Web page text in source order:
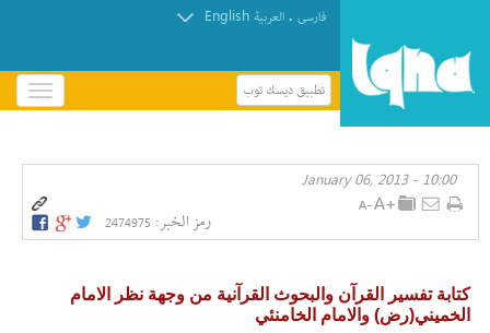
فارسی . العربیة English
تطبيق ديسك توب
باز
و
کردن
10:00 - January 06, 2013
رمز الخبر: 2474975
كتابة تفسير القرآن والبحوث القرآنية من وجهة نظر الامام
الخميني(رض) والامام الخامنئي